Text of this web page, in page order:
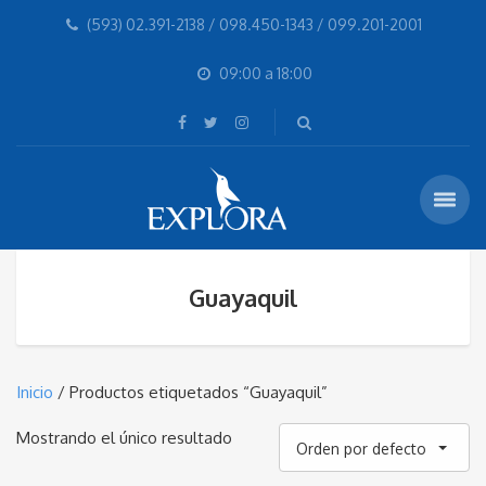
(593) 02.391-2138 / 098.450-1343 / 099.201-2001
09:00 a 18:00
Guayaquil
Inicio / Productos etiquetados “Guayaquil”
Mostrando el único resultado
Orden por defecto